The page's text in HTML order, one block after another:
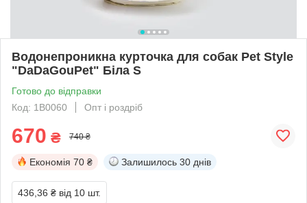
Водонепроникна курточка для собак Pet Style
"DaDaGouPet" Біла S
Готово до відправки
Код: 1B0060
Опт і роздріб
670 ₴ 740 ₴
Економія 70 ₴ Залишилось 30 днів
436,36 ₴ від 10 шт.